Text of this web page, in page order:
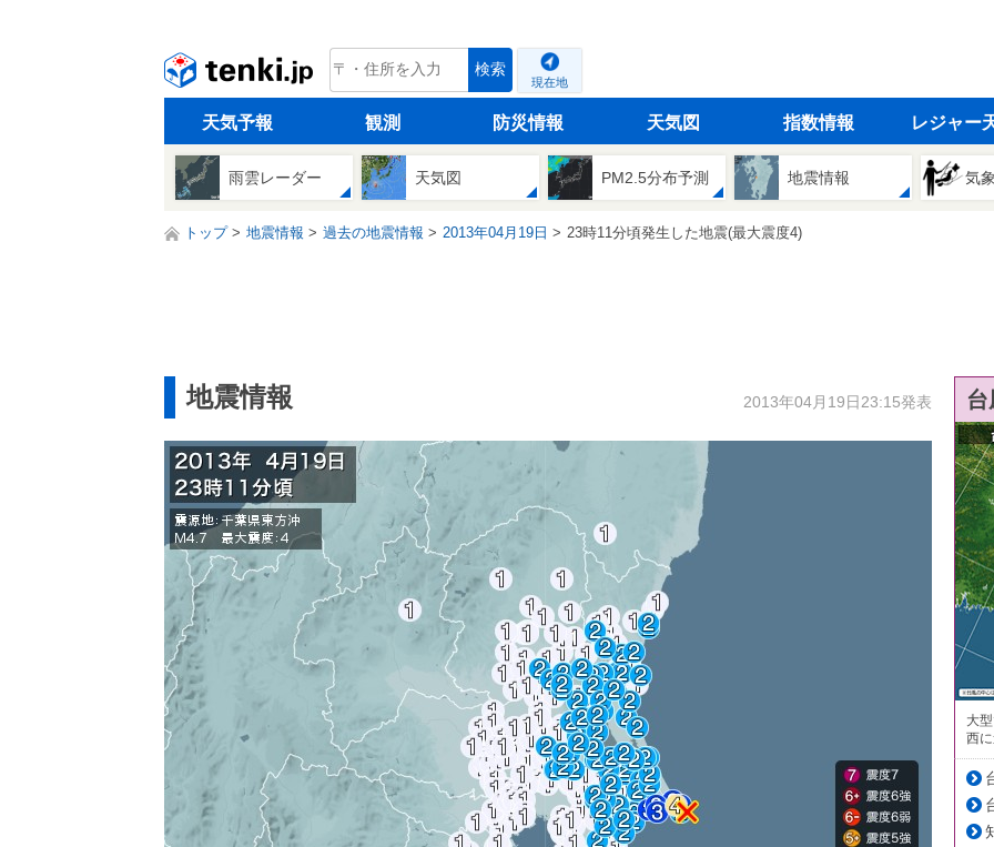
tenki.jp 検索
現在地
天気予報 観測 防災情報 天気図 指数情報 レジャー
雨雲レーダー 天気図 PM2.5分布予測 地震情報 気
トップ 地震情報 過去の地震情報 2013年04月19日 23時11分頃発生した地震(最大震度4)
地震情報 2013年04月19日23:15発表
大
西